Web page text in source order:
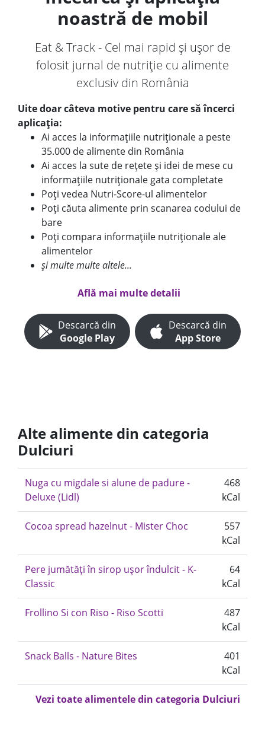
noastră de mobil
Eat & Track - Cel mai rapid și ușor de
folosit jurnal de nutriție cu alimente
exclusiv din România
Uite doar câteva motive pentru care să încerci
aplicația:
Ai acces la informațiile nutriționale a peste
35.000 de alimente din România
Ai acces la sute de rețete și idei de mese cu
informațiile nutriționale gata completate
Poți vedea Nutri-Score-ul alimentelor
Poți căuta alimente prin scanarea codului de
bare
Poți compara informațiile nutriționale ale
alimentelor
și multe multe altele...
Află mai multe detalii
Descarcă din
Google Play
Descarcă din
App Store
Alte alimente din categoria
Dulciuri
Nuga cu migdale si alune de padure -
Deluxe (Lidl)
468
kCal
Cocoa spread hazelnut - Mister Choc
557
kCal
Pere jumătăți în sirop ușor îndulcit - K-
Classic
64
kCal
Frollino Si con Riso - Riso Scotti
487
kCal
Snack Balls - Nature Bites
401
kCal
Vezi toate alimentele din categoria Dulciuri